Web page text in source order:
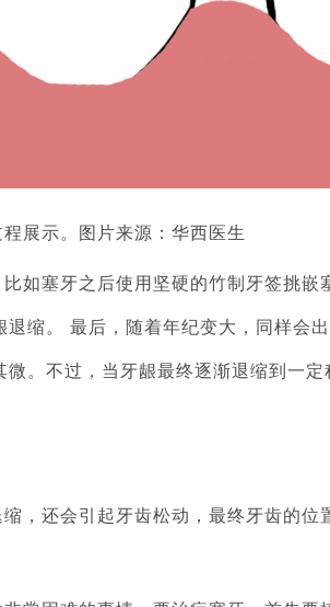
展示。图片来源：华西医生
塞牙之后使用坚硬的竹制牙签挑嵌
缩。 最后，随着年纪变大，同样会
。不过，当牙龈最终逐渐退缩到一
还会引起牙齿松动，最终牙齿的位